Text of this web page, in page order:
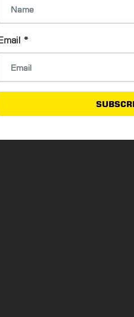
*
ြုရာတွင်လည်း ထိရောက်စွာ ကာကွ
ာန်များတွင် စမ်းသပ်ခြင်းအဆင့်
ဆင့် (3 phases of clinical
ဆက်လက်စောင့်ကြပ်ကြည့်ရှု လေ့လာ
ယ်ယူအသုံးမပြုရန် အားကစားနှင့် က